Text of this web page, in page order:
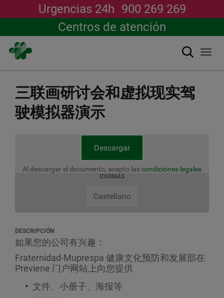
Urgencias 24h 900 269 269
Centros de atención
搜索
三联画研讨会和虚拟现实驾
驶模拟器演示
Descargar
Al descargar el documento, acepto lascondiciones legales
IDIOMAS
Castellano
DESCRIPCIÓN
如果您的公司有兴趣：
Fraternidad-Muprespa 健康文化预防和发展部在
Previene 门户网站上向您提供
文件、小册子、海报等